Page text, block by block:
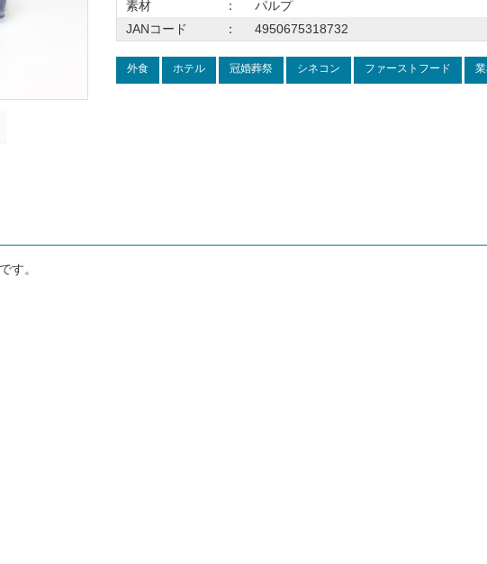
素材
：
パルプ
JANコード
： 4950675318732
外食 ホテル 冠婚葬祭 シネコン ファーストフード
す。